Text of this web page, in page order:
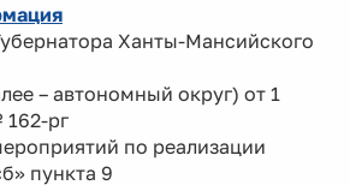
Ханты-Мансийского
– автономный округ) от 1
рг
по реализации
пункта 9